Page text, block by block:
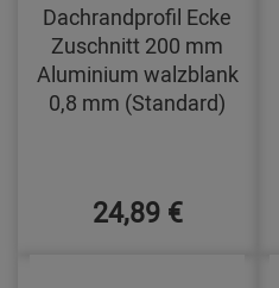
Dachrandprofil Ecke
Zuschnitt 200 mm
Aluminium walzblank
0,8 mm (Standard)
24,89 €